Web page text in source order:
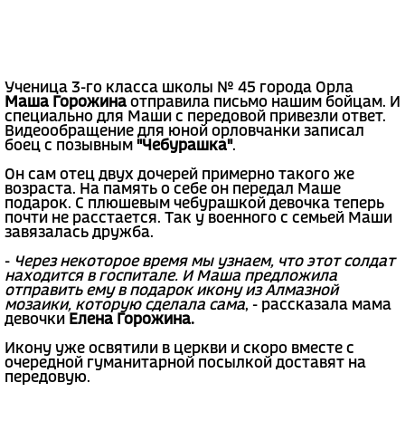
Ученица 3-го класса школы № 45 города Орла
Маша Горожина отправила письмо нашим бойцам. И
специально для Маши с передовой привезли ответ.
Видеообращение для юной орловчанки записал
боец с позывным "Чебурашка".
Он сам отец двух дочерей примерно такого же
возраста. На память о себе он передал Маше
подарок. С плюшевым чебурашкой девочка теперь
почти не расстается. Так у военного с семьей Маши
завязалась дружба.
- Через некоторое время мы узнаем, что этот солдат
находится в госпитале. И Маша предложила
отправить ему в подарок икону из Алмазной
мозаики, которую сделала сама, - рассказала мама
девочки
Елена Горожина.
Икону уже освятили в церкви и скоро вместе с
очередной гуманитарной посылкой доставят на
передовую.